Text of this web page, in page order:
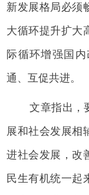
新发展格局必须
大循环提升扩大
际循环增强国
通、互促共进。
文章指出，
展和社会发展相
进社会发展，改
民生有机统一起